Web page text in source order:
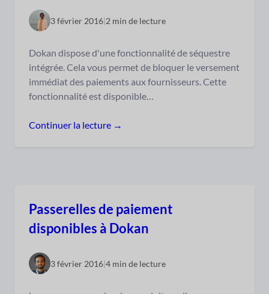
3 février 2016|2 min de lecture
Dokan dispose d'une fonctionnalité de séquestre
intégrée. Cela vous permet de bloquer le versement
immédiat des paiements aux fournisseurs. Cette
fonctionnalité est disponible…
Continuer la lecture →
Passerelles de paiement
disponibles à Dokan
3 février 2016|4 min de lecture